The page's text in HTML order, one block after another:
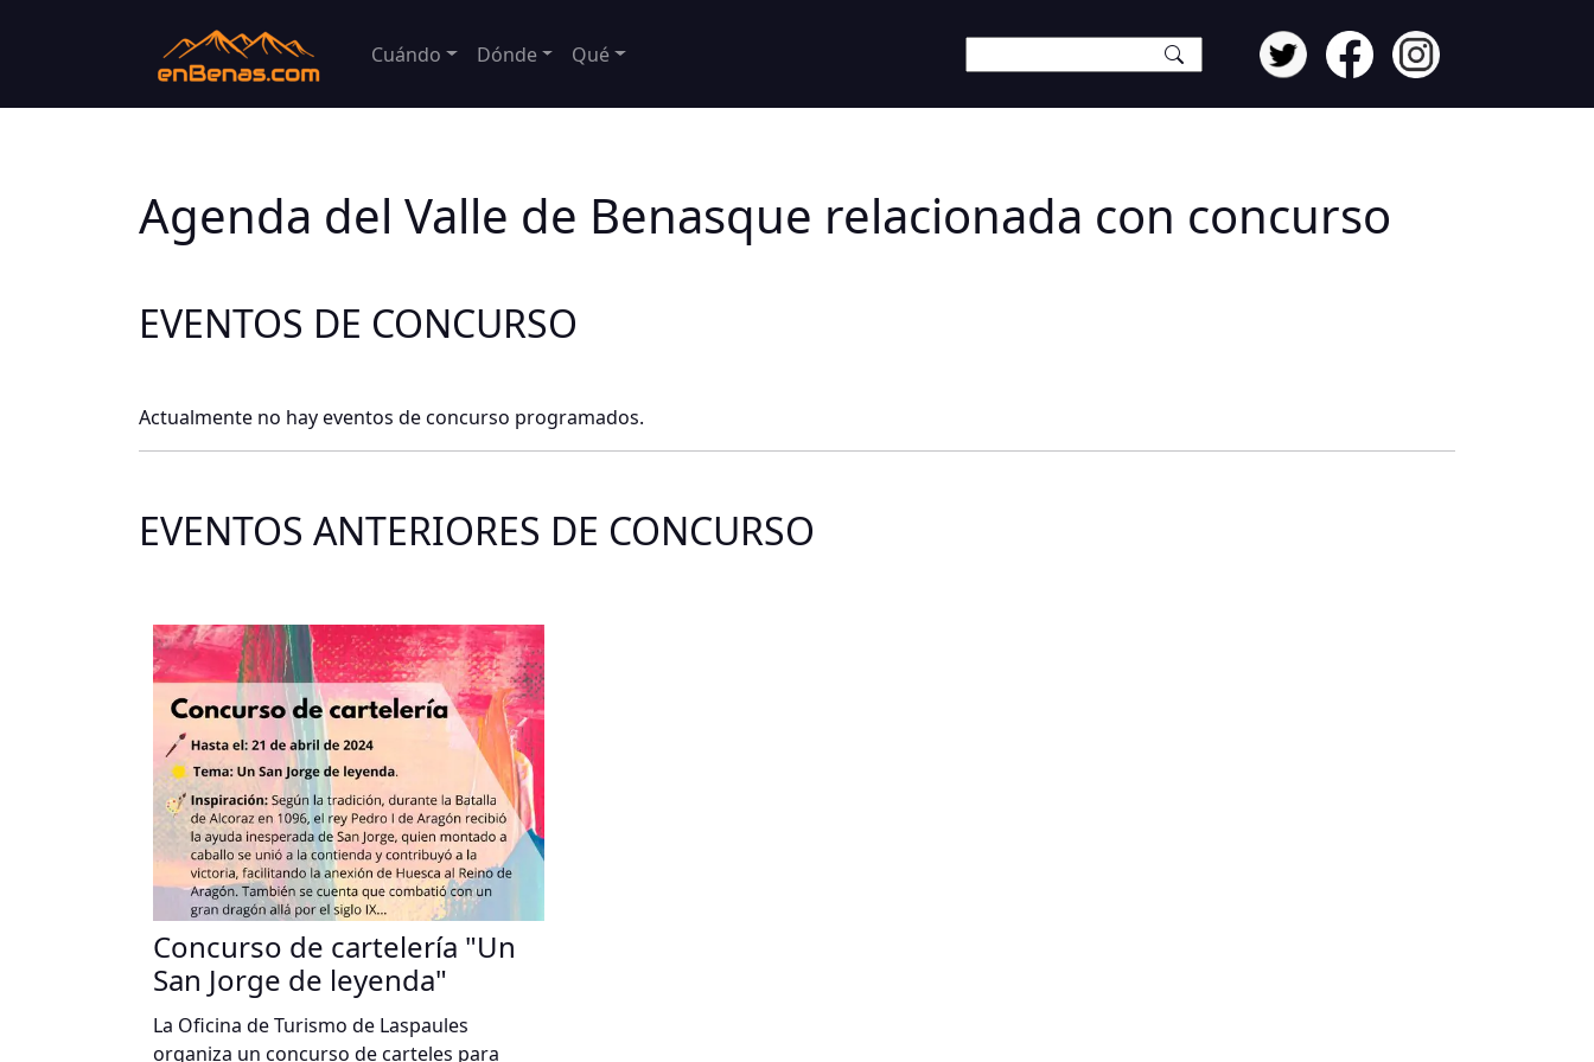
Cuándo Dónde Qué
Agenda del Valle de Benasque relacionada con concurso
EVENTOS DE CONCURSO
Actualmente no hay eventos de concurso programados.
EVENTOS ANTERIORES DE CONCURSO
Concurso de cartelería "Un
San Jorge de leyenda"
La Oficina de Turismo de Laspaules
organiza un concurso de carteles para